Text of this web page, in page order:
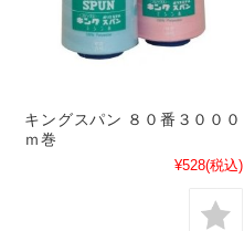
キングスパン ８０番３０００
ｍ巻
¥528(税込)